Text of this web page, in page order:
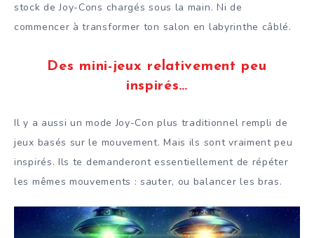
stock de Joy-Cons chargés sous la main. Ni de
commencer à transformer ton salon en labyrinthe câblé.
Des mini-jeux relativement peu
inspirés…
Il y a aussi un mode Joy-Con plus traditionnel rempli de
jeux basés sur le mouvement. Mais ils sont vraiment peu
inspirés. Ils te demanderont essentiellement de répéter
les mêmes mouvements : sauter, ou balancer les bras.